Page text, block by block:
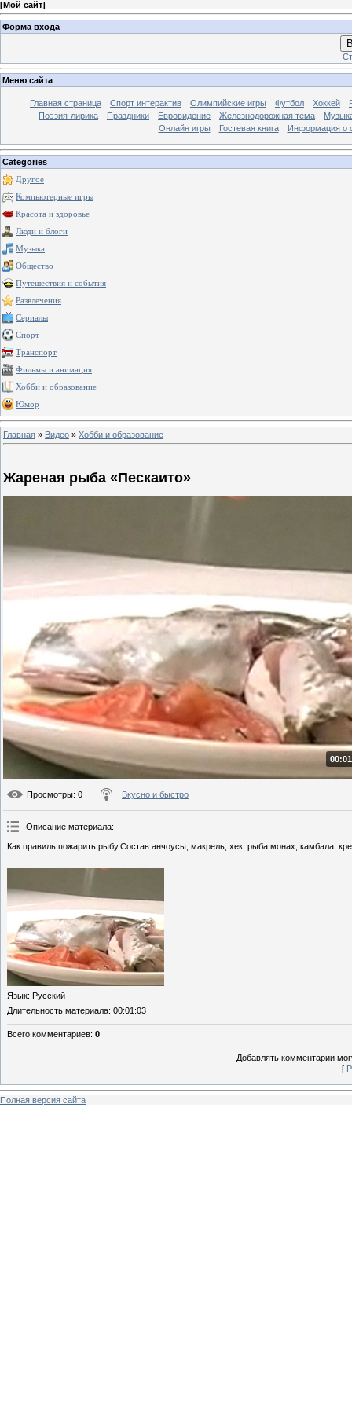
[Мой сайт]
Форма входа
Меню сайта
Главная страница Спорт интерактив Олимпийские игры Футбол Хоккей
Поэзия-лирика
Праздники Евровидение Железнодорожная тема
Онлайн игры
Гостевая книга Информация о
Categories
Другое
Компьютерные игры
Красота и здоровье
Люди и блоги
Музыка
Общество
Путешествия и события
Развлечения
Сериалы
Спорт
Транспорт
Фильмы и анимация
Хобби и образование
Юмор
Главная » Видео » Хобби и образование
Жареная рыба «Пескаито»
Просмотры: 0 Вкусно и быстро
Описание материала:
Как правиль пожарить рыбу.Состав:анчоусы, макрель, хек, рыба монах, камбала,
Язык: Русский
Длительность материала: 00:01:03
Всего комментариев: 0
Добавлять комментарии
[
Полная версия сайта